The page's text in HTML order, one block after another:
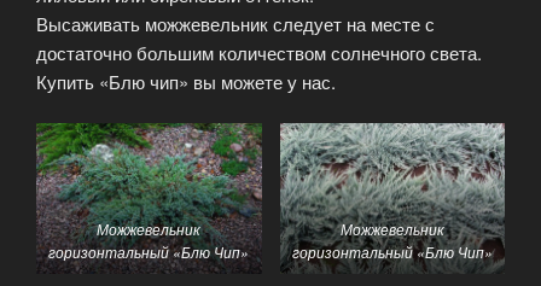
Высаживать можжевельник следует на месте с
достаточно большим количеством солнечного света.
Купить «Блю чип» вы можете у нас.
Можжевельник
горизонтальный «Блю Чип»
Можжевельник
горизонтальный «Блю Чип»